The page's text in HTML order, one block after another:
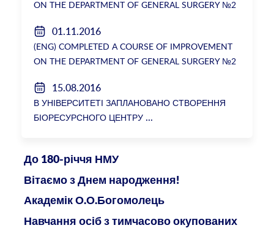
ON THE DEPARTMENT OF GENERAL SURGERY №2
01.11.2016
(ENG) COMPLETED A COURSE OF IMPROVEMENT
ON THE DEPARTMENT OF GENERAL SURGERY №2
15.08.2016
В УНІВЕРСИТЕТІ ЗАПЛАНОВАНО СТВОРЕННЯ
БІОРЕСУРСНОГО ЦЕНТРУ
До 180-річчя НМУ
Вітаємо з Днем народження!
Академік О.О.Богомолець
Навчання осіб з тимчасово окупованих